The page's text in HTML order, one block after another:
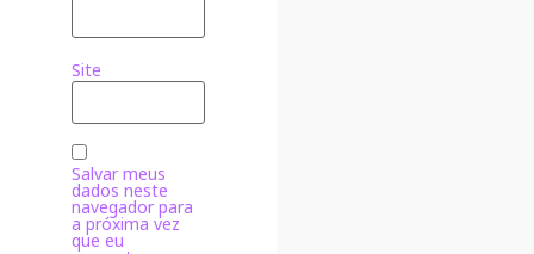
Site
Salvar meus
dados neste
navegador para
a próxima vez
que eu